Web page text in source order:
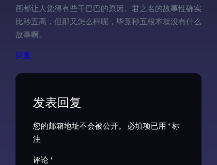
画都让人觉得有些干巴巴的原因。君之名的故事性确实
比秒五高，但那又怎么样呢，毕竟秒五根本就没有什么
故事啊。
回复
发表回复
您的邮箱地址不会被公开。 必填项已用 *标
注
评论 *